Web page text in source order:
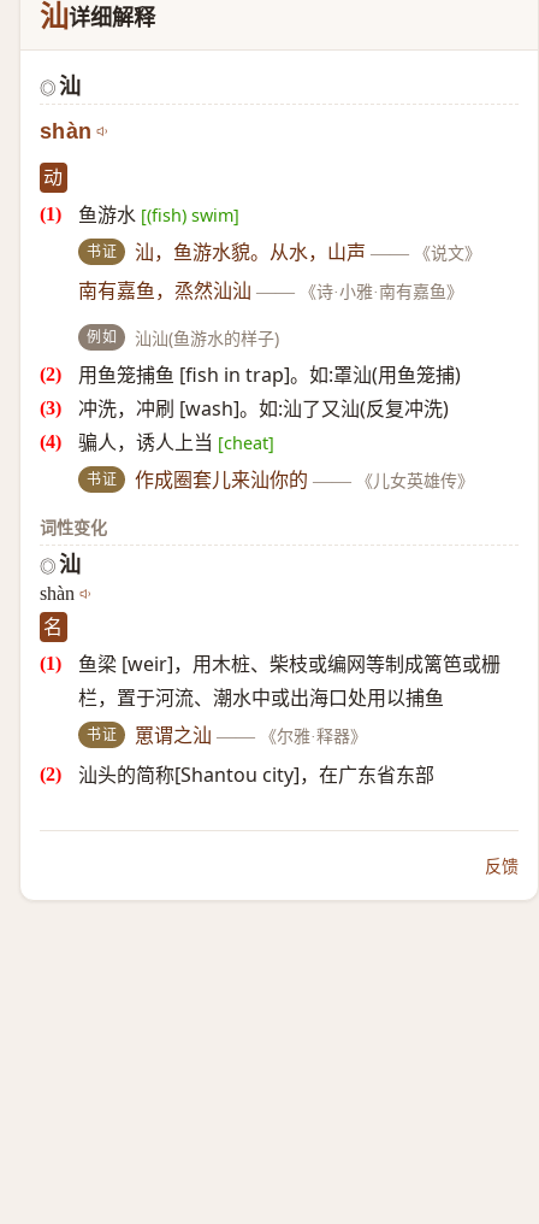
汕详细解释
◎ 汕
shàn
动
鱼游水 [(fish) swim]
书证 汕，鱼游水貌。从水，山声 —— 《说文》
南有嘉鱼，烝然汕汕 —— 《诗·小雅·南有嘉鱼》
例如 汕汕(鱼游水的样子)
用鱼笼捕鱼 [fish in trap]。如:罩汕(用鱼笼捕)
冲洗，冲刷 [wash]。如:汕了又汕(反复冲洗)
骗人，诱人上当 [cheat]
书证 作成圈套儿来汕你的 —— 《儿女英雄传》
词性变化
◎ 汕
shàn
名
鱼梁 [weir]，用木桩、柴枝或编网等制成篱笆或栅
栏，置于河流、潮水中或出海口处用以捕鱼
书证 罳谓之汕 —— 《尔雅·释器》
汕头的简称[Shantou city]，在广东省东部
反馈